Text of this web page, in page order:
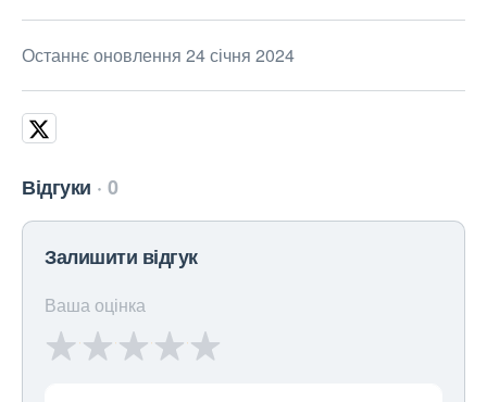
Останнє оновлення 24 січня 2024
Відгуки 0
Залишити відгук
Ваша оцінка